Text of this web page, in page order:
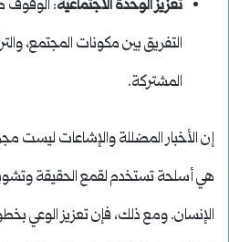
تعزيز الوحدة الاجتماعية: الوقوف
التفريق بين مكونات المجتمع،
المشتركة.
إن الأخبار المضللة والإشاعات ليست
هي أسلحة تستخدم لقمع الحقيقة
الإنسان. ومع ذلك، فإن تعزيز الوعي